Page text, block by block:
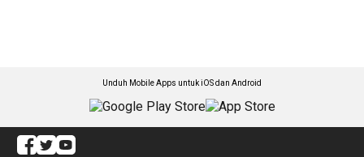
Unduh Mobile Apps untuk iOS dan Android